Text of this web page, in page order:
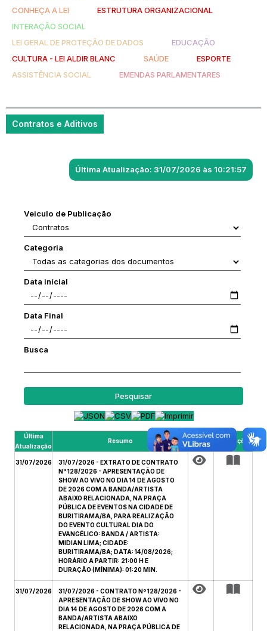
CONHEÇA A LEI
ESTRUTURA ORGANIZACIONAL
INTERAÇÃO SOCIAL
LEI GERAL DE PROTEÇÃO DE DADOS
EDUCAÇÃO
CULTURA - LEI ALDIR BLANC
SAÚDE
ESPORTE
ASSISTÊNCIA SOCIAL
EMENDAS PARLAMENTARES
Contratos e Aditivos
Última Atualização: 31/07/2026 às 10:21:57
Veiculo de Publicação
Categoria
Data inícial
Data Final
Busca
Pesquisar
Última
Atualização
Resumo Arquivo Publicações
31/07/2026
31/07/2026 - EXTRATO DE CONTRATO
N° 128/2026 - APRESENTAÇÃO DE
SHOW AO VIVO NO DIA 14 DE AGOSTO
DE 2026 COM A BANDA/ARTISTA
ABAIXO RELACIONADA, NA PRAÇA
PÚBLICA DE EVENTOS NA CIDADE DE
BURITIRAMA/BA, PARA REALIZAÇÃO
DO EVENTO CULTURAL DIA DO
EVANGÉLICO: BANDA / ARTISTA:
MIDIAN LIMA; CIDADE:
BURITIRAMA/BA; DATA: 14/08/2026;
HORÁRIO A PARTIR: 21:00 H E
DURAÇÃO (MÍNIMA): 01:20 MIN.
31/07/2026
31/07/2026 - CONTRATO Nº 128/2026 -
APRESENTAÇÃO DE SHOW AO VIVO NO
DIA 14 DE AGOSTO DE 2026 COM A
BANDA/ARTISTA ABAIXO
RELACIONADA, NA PRAÇA PÚBLICA DE